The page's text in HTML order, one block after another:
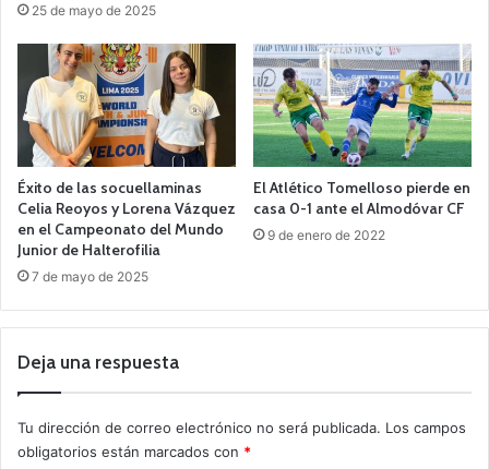
25 de mayo de 2025
Éxito de las socuellaminas
Celia Reoyos y Lorena Vázquez
en el Campeonato del Mundo
Junior de Halterofilia
7 de mayo de 2025
El Atlético Tomelloso pierde en
casa 0-1 ante el Almodóvar CF
9 de enero de 2022
Deja una respuesta
Tu dirección de correo electrónico no será publicada. Los campos
obligatorios están marcados con *